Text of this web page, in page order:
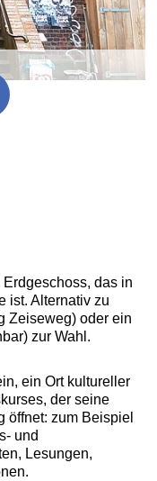
das in
ist. Alternativ zu
Zeiseweg) oder ein
zur Wahl.
ein Ort kultureller
der seine
öffnet: zum Beispiel
und
Lesungen,